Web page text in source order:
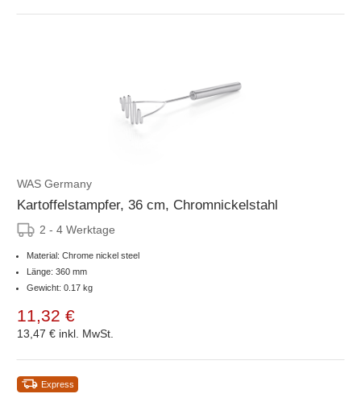
WAS Germany
Kartoffelstampfer, 36 cm, Chromnickelstahl
2 - 4 Werktage
Material: Chrome nickel steel
Länge: 360 mm
Gewicht: 0.17 kg
11,32 €
13,47 € inkl. MwSt.
Express